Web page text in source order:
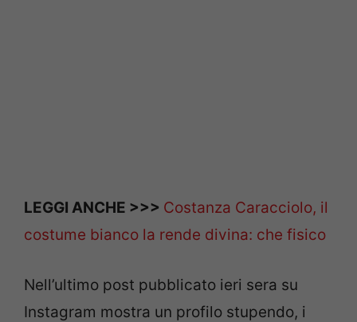
LEGGI ANCHE >>> Costanza Caracciolo, il
costume bianco la rende divina: che fisico
Nell’ultimo post pubblicato ieri sera su
Instagram mostra un profilo stupendo, i